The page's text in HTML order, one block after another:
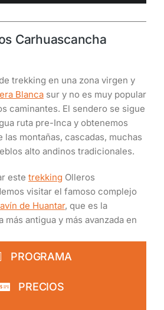
Carhuascancha
trekking en una zona virgen y
Blanca sur y no es muy popular
caminantes. El sendero se sigue
ruta pre-Inca y obtenemos
las montañas, cascadas, muchas
alto andinos tradicionales.
este trekking Olleros
visitar el famoso complejo
de Huantar, que es la
antigua y más avanzada en
PROGRAMA
PRECIOS